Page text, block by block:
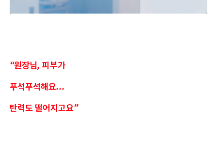
“원장님, 피부가
푸석푸석해요...
탄력도 떨어지고요”